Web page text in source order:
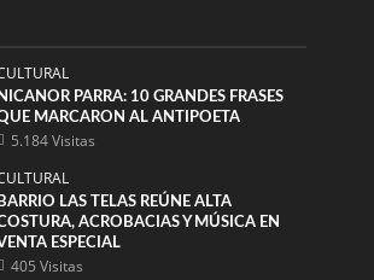
NICANOR PARRA: 10 GRANDES FRASES
MARCARON AL ANTIPOETA
5.184 Visitas
BARRIO LAS TELAS REÚNE ALTA
ACROBACIAS Y MÚSICA EN
ESPECIAL
405 Visitas